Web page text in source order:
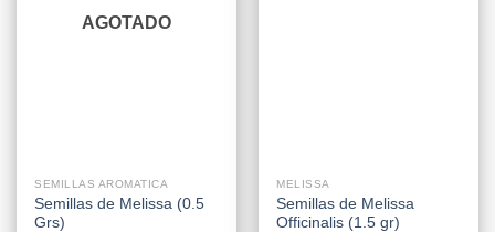
AGOTADO
SEMILLAS AROMATICA
Semillas de Melissa (0.5
Grs)
MELISSA
Semillas de Melissa
Officinalis (1.5 gr)